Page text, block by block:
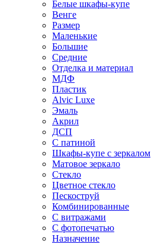
Белые шкафы-купе
Венге
Размер
Маленькие
Большие
Средние
Отделка и материал
МДФ
Пластик
Alvic Luxe
Эмаль
Акрил
ДСП
С патиной
Шкафы-купе с зеркалом
Матовое зеркало
Стекло
Цветное стекло
Пескоструй
Комбинированные
С витражами
С фотопечатью
Назначение